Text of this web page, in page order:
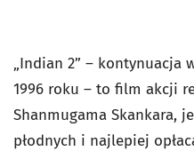
„Indian 2” – kontynuacja
1996 roku – to film akcji
Shanmugama Skankara,
płodnych i najlepiej